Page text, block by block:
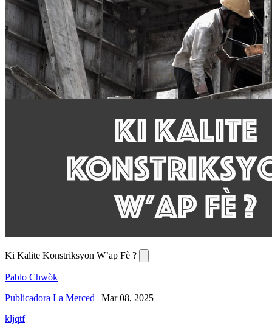
Ki Kalite Konstriksyon W’ap Fè ?
Pablo Chwòk
Publicadora La Merced | Mar 08, 2025
kljqtf